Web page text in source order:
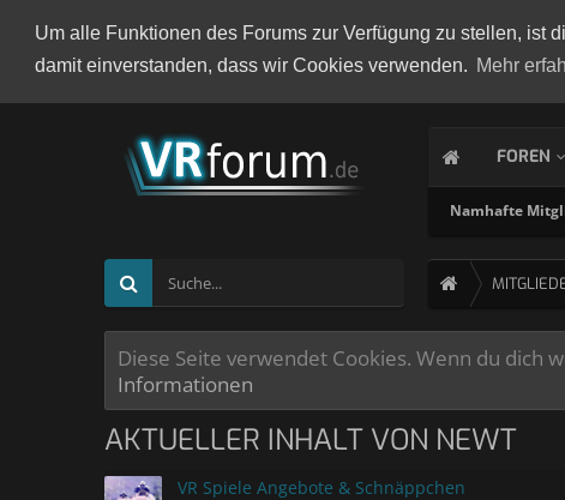
Um alle Funktionen des Forums zur Verfügung zu stellen, ist
damit einverstanden, dass wir Cookies verwenden. Mehr
FOREN
Namhafte
Diese Seite verwendet Cookies. Wenn du dich
Informationen
AKTUELLER INHALT VON NEWT
VR Spiele Angebote & Schnäppchen